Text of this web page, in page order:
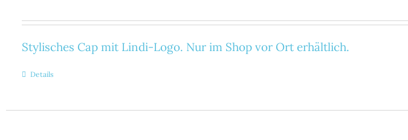
Stylisches Cap mit Lindi-Logo. Nur im Shop vor Ort erhältlich.
Details